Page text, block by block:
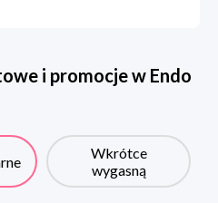
i promocje w Endo
Wkrótce
wygasną